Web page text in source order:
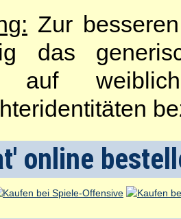
Zur
das
auf
online